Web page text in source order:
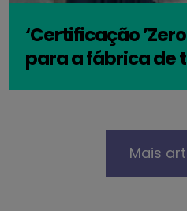
‘Certificação
para a fábrica de
Mais